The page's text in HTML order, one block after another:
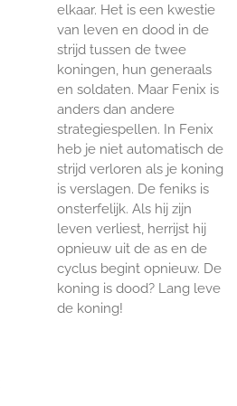
elkaar. Het is een kwestie
van leven en dood in de
strijd tussen de twee
koningen, hun generaals
en soldaten. Maar Fenix is
anders dan andere
strategiespellen. In Fenix
heb je niet automatisch de
strijd verloren als je koning
is verslagen. De feniks is
onsterfelijk. Als hij zijn
leven verliest, herrijst hij
opnieuw uit de as en de
cyclus begint opnieuw. De
koning is dood? Lang leve
de koning!